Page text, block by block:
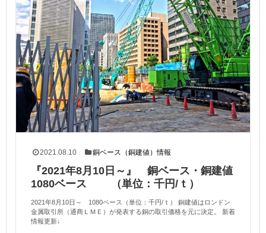
2021.08.10 銅ベース（銅建値）情報
『2021年8月10日～』 銅ベース・銅建値
1080ベース （単位：千円/ｔ）
2021年8月10日～ 1080ベース（単位：千円/ｔ） 銅建値はロンドン
金属取引所（通商ＬＭＥ）が発表する銅の取引価格を元に決定。 新着
情報更新↓